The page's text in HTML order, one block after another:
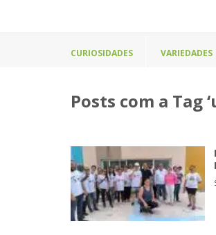
CURIOSIDADES VARIEDADES
Posts com a Tag